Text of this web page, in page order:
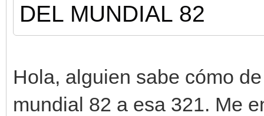
DEL MUNDIAL 82
Hola, alguien sabe cómo
mundial 82 a esa 321. Me